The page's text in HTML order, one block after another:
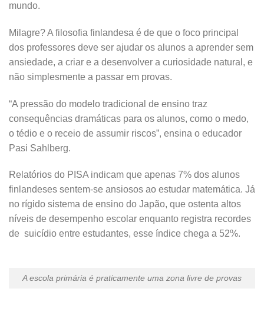
mundo.
Milagre? A filosofia finlandesa é de que o foco principal
dos professores deve ser ajudar os alunos a aprender sem
ansiedade, a criar e a desenvolver a curiosidade natural, e
não simplesmente a passar em provas.
“A pressão do modelo tradicional de ensino traz
consequências dramáticas para os alunos, como o medo,
o tédio e o receio de assumir riscos”, ensina o educador
Pasi Sahlberg.
Relatórios do PISA indicam que apenas 7% dos alunos
finlandeses sentem-se ansiosos ao estudar matemática. Já
no rígido sistema de ensino do Japão, que ostenta altos
níveis de desempenho escolar enquanto registra recordes
de suicídio entre estudantes, esse índice chega a 52%.
A escola primária é praticamente uma zona livre de provas